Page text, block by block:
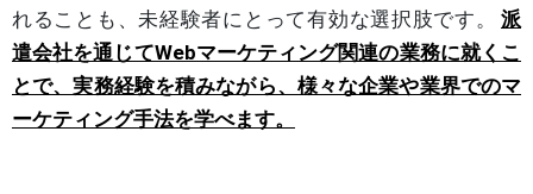
れることも、未経験者にとって有効な選択肢です。
派
遣会社を通じてWebマーケティング関連の業務に就くこ
とで、実務経験を積みながら、様々な企業や業界でのマ
ーケティング手法を学べます。